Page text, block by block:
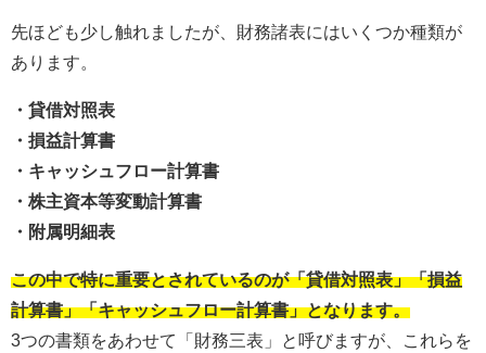
先ほども少し触れましたが、財務諸表にはいくつか種類が
あります。
・貸借対照表
・損益計算書
・キャッシュフロー計算書
・株主資本等変動計算書
・附属明細表
この中で特に重要とされているのが「貸借対照表」「損益
計算書」「キャッシュフロー計算書」となります。
3つの書類をあわせて「財務三表」と呼びますが、これらを